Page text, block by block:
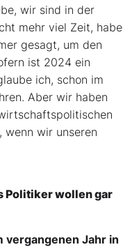
wir sind in der
mehr viel Zeit, habe
gesagt, um den
ist 2024 ein
ich, schon im
Aber wir haben
wenn wir unseren
Politiker wollen gar
vergangenen Jahr in